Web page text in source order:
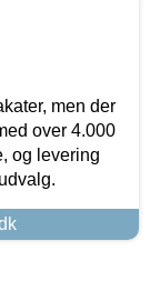
men der
over 4.000
og levering